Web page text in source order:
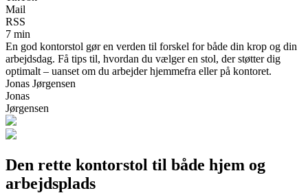
Mail
RSS
7 min
En god kontorstol gør en verden til forskel for både din krop og din
arbejdsdag. Få tips til, hvordan du vælger en stol, der støtter dig
optimalt – uanset om du arbejder hjemmefra eller på kontoret.
Jonas Jørgensen
Jonas
Jørgensen
Den rette kontorstol til både hjem og
arbejdsplads